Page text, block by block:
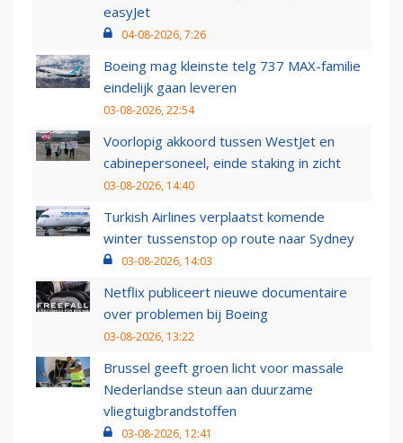
easyJet
04-08-2026, 7:26
Boeing mag kleinste telg 737 MAX-familie
eindelijk gaan leveren
03-08-2026, 22:54
Voorlopig akkoord tussen WestJet en
cabinepersoneel, einde staking in zicht
03-08-2026, 14:40
Turkish Airlines verplaatst komende
winter tussenstop op route naar Sydney
03-08-2026, 14:03
Netflix publiceert nieuwe documentaire
over problemen bij Boeing
03-08-2026, 13:22
Brussel geeft groen licht voor massale
Nederlandse steun aan duurzame
vliegtuigbrandstoffen
03-08-2026, 12:41